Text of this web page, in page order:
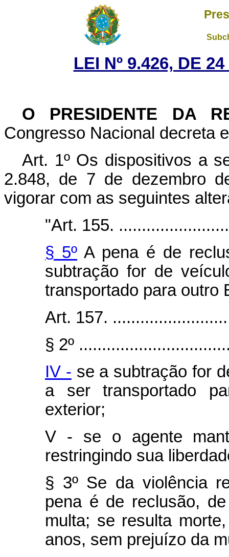
LEI Nº 9.426, DE
O PRESIDENTE DA
Congresso Nacional decreta
Art. 1º Os dispositivos a
2.848, de 7 de dezembro
vigorar com as seguintes
"Art. 155.
§ 5ºA pena é de
subtração for de
transportado para outro
Art. 157.
§ 2º
IV - se a subtração for
a ser transportado
exterior;
V - se o agente
restringindo sua
§ 3º Se da violência
pena é de reclusão,
multa; se resulta
anos, sem prejuízo da